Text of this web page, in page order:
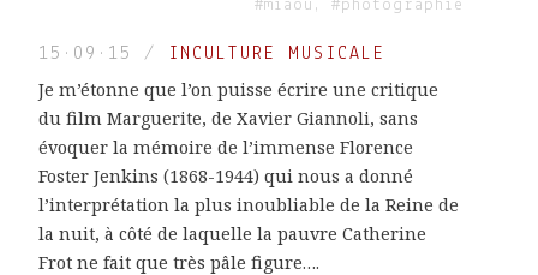
#miaou, #photographie
15·09·15 / INCULTURE MUSICALE
Je m’étonne que l’on puisse écrire une critique
du film Marguerite, de Xavier Giannoli, sans
évoquer la mémoire de l’immense Florence
Foster Jenkins (1868-1944) qui nous a donné
l’interprétation la plus inoubliable de la Reine de
la nuit, à côté de laquelle la pauvre Catherine
Frot ne fait que très pâle figure….